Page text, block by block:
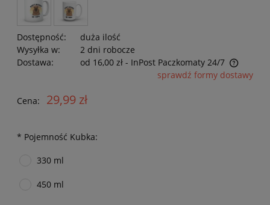
Dostępność:
duża ilość
Wysyłka w:
2 dni robocze
Dostawa:
od 16,00 zł - InPost Paczkomaty 24/7
Cena nie zawiera ewentualnych kosztów płatności
sprawdź formy dostawy
Cena: 29,99 zł
* Pojemność Kubka:
330 ml
450 ml